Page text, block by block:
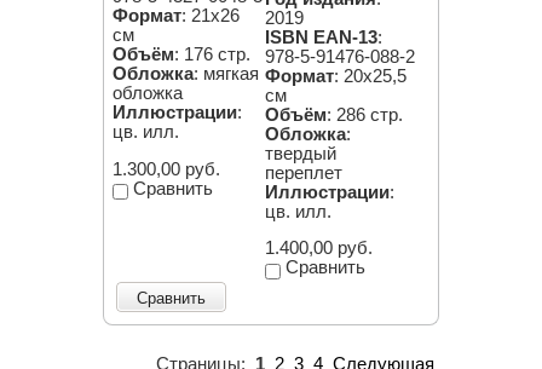
Формат: 21х26
см
Объём: 176 стр.
Обложка: мягкая
обложка
Иллюстрации:
цв. илл.
1.300,00 руб.
Сравнить
2019
ISBN EAN-13:
978-5-91476-088-2
Формат: 20х25,5
см
Объём: 286 стр.
Обложка:
твердый
переплет
Иллюстрации:
цв. илл.
1.400,00 руб.
Сравнить
Сравнить
Страницы: 1 2 3 4 Следующая